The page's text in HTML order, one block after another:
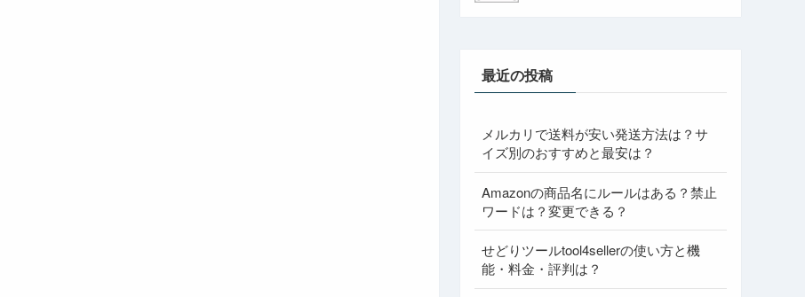
最近の投稿
メルカリで送料が安い発送方法は？サ
イズ別のおすすめと最安は？
Amazonの商品名にルールはある？禁止
ワードは？変更できる？
せどりツールtool4sellerの使い方と機
能・料金・評判は？